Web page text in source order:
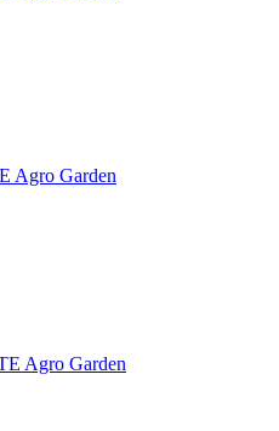
Agro Garden
Agro Garden